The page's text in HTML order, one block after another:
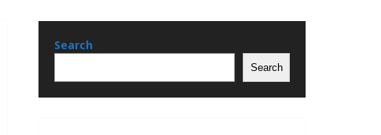
Search
Search